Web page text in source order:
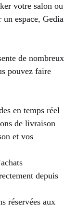
votre salon ou
espace, Gedia
de nombreux
pouvez faire
en temps réel
de livraison
et vos
depuis
réservées aux